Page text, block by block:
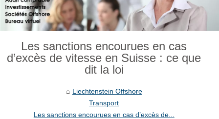
Les sanctions encourues en cas
d’excès de vitesse en Suisse : ce que
dit la loi
Liechtenstein Offshore
Transport
Les sanctions encourues en cas d’excès de...